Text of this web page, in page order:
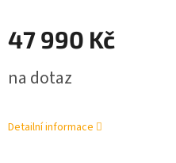
47 990 Kč
cena:
na dotaz
Detailní informace